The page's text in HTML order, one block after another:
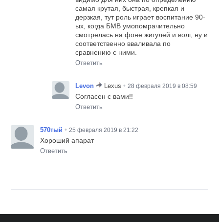
самая крутая, быстрая, крепкая и
дерзкая, тут роль играет воспитание 90-
ых, когда БМВ умопомрачительно
смотрелась на фоне жигулей и волг, ну и
соответственно вваливала по
сравнению с ними.
Ответить
Levon Lexus • 28 февраля 2019 в 08:59
Согласен с вами!!
Ответить
570тый • 25 февраля 2019 в 21:22
Хороший апарат
Ответить